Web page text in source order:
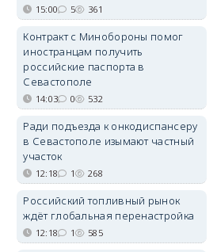
15:00 5 361
Контракт с Минобороны помог
иностранцам получить
российские паспорта в
Севастополе
14:03 0 532
Ради подъезда к онкодиспансеру
в Севастополе изымают частный
участок
12:18 1 268
Российский топливный рынок
ждёт глобальная перенастройка
12:18 1 585